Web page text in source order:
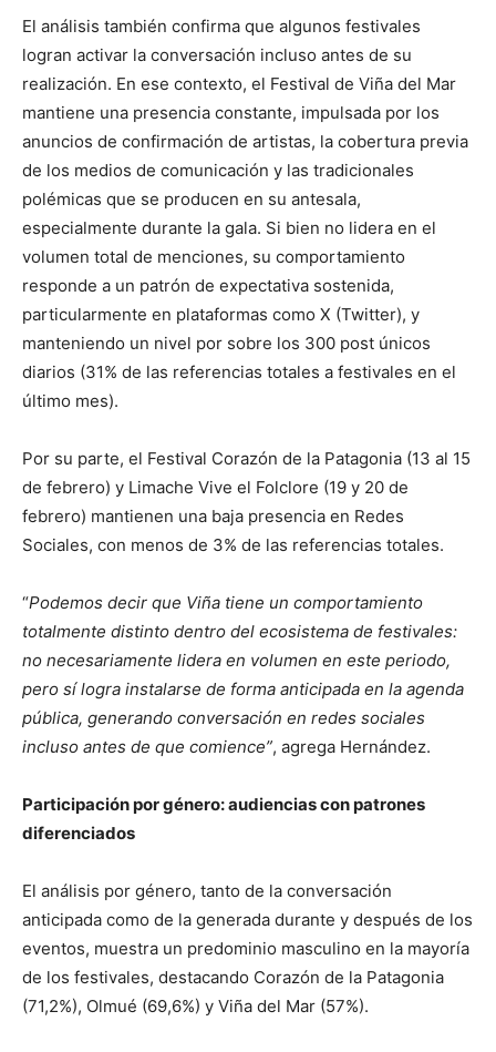
El análisis también confirma que algunos festivales
logran activar la conversación incluso antes de su
realización. En ese contexto, el Festival de Viña del Mar
mantiene una presencia constante, impulsada por los
anuncios de confirmación de artistas, la cobertura previa
de los medios de comunicación y las tradicionales
polémicas que se producen en su antesala,
especialmente durante la gala. Si bien no lidera en el
volumen total de menciones, su comportamiento
responde a un patrón de expectativa sostenida,
particularmente en plataformas como X (Twitter), y
manteniendo un nivel por sobre los 300 post únicos
diarios (31% de las referencias totales a festivales en el
último mes).
Por su parte, el Festival Corazón de la Patagonia (13 al 15
de febrero) y Limache Vive el Folclore (19 y 20 de
febrero) mantienen una baja presencia en Redes
Sociales, con menos de 3% de las referencias totales.
“Podemos decir que Viña tiene un comportamiento
totalmente distinto dentro del ecosistema de festivales:
no necesariamente lidera en volumen en este periodo,
pero sí logra instalarse de forma anticipada en la agenda
pública, generando conversación en redes sociales
incluso antes de que comience”, agrega Hernández.
Participación por género: audiencias con patrones
diferenciados
El análisis por género, tanto de la conversación
anticipada como de la generada durante y después de los
eventos, muestra un predominio masculino en la mayoría
de los festivales, destacando Corazón de la Patagonia
(71,2%), Olmué (69,6%) y Viña del Mar (57%).